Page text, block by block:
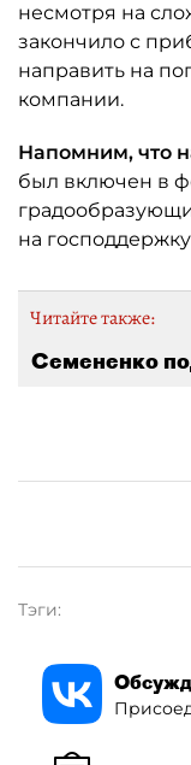
несмотря на
закончило с
направить на
компании.
Напомним, что
был включен в
на господдержку
Читайте также:
Семененко
Тэги: